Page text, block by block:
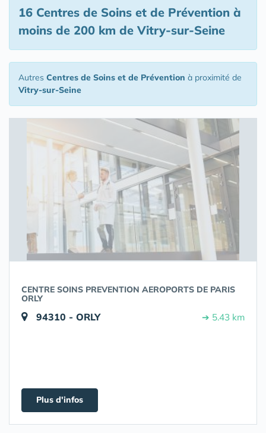
16 Centres de Soins et de Prévention à
moins de 200 km de Vitry-sur-Seine
Autres Centres de Soins et de Prévention à proximité de
Vitry-sur-Seine
CENTRE SOINS PREVENTION AEROPORTS DE PARIS
ORLY
94310 - ORLY ➔ 5.43 km
Plus d'infos